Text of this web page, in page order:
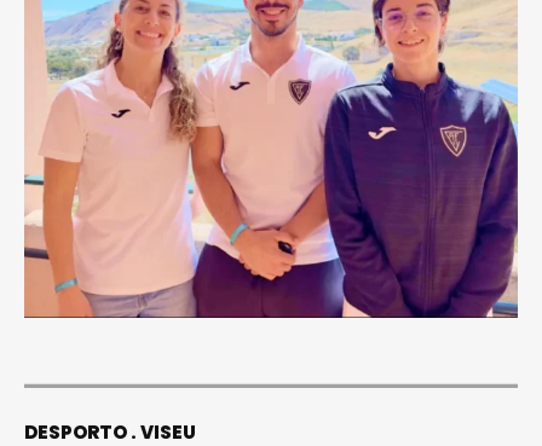
DESPORTO VISEU